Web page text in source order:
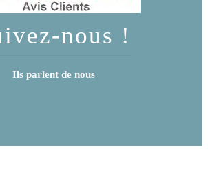
nous !
Ils parlent de nous